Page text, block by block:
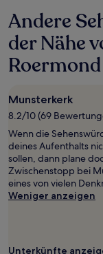
Andere
der Nähe
Roermond
Munsterkerk
8.2/10 (69
Wenn die
deines Aufenthalts
sollen, dann plane
Zwischenstopp bei
eines von vielen
Weniger anzeigen
Unterkünfte